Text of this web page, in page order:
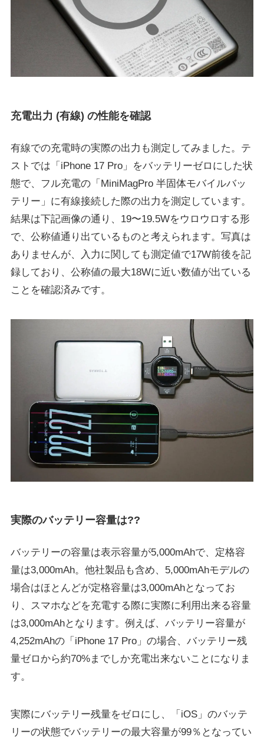
充電出力 (有線) の性能を確認
有線での充電時の実際の出力も測定してみました。テ
ストでは「iPhone 17 Pro」をバッテリーゼロにした状
態で、フル充電の「MiniMagPro 半固体モバイルバッ
テリー」に有線接続した際の出力を測定しています。
結果は下記画像の通り、19〜19.5Wをウロウロする形
で、公称値通り出ているものと考えられます。写真は
ありませんが、入力に関しても測定値で17W前後を記
録しており、公称値の最大18Wに近い数値が出ている
ことを確認済みです。
実際のバッテリー容量は??
バッテリーの容量は表示容量が5,000mAhで、定格容
量は3,000mAh。他社製品も含め、5,000mAhモデルの
場合はほとんどが定格容量は3,000mAhとなってお
り、スマホなどを充電する際に実際に利用出来る容量
は3,000mAhとなります。例えば、バッテリー容量が
4,252mAhの「iPhone 17 Pro」の場合、バッテリー残
量ゼロから約70%までしか充電出来ないことになりま
す。
実際にバッテリー残量をゼロにし、「iOS」のバッテ
リーの状態でバッテリーの最大容量が99％となってい